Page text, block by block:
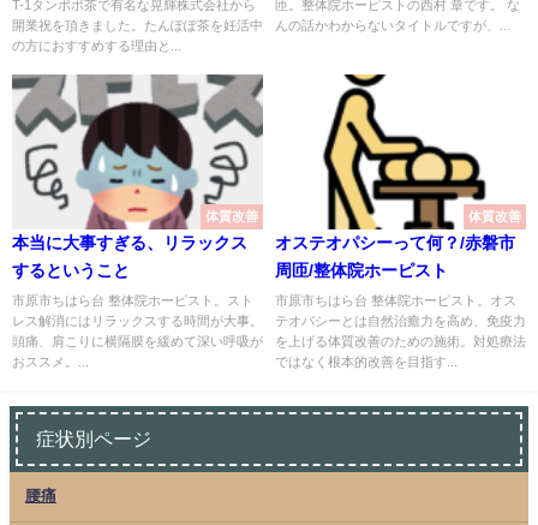
T-1タンポポ茶で有名な晃輝株式会社から
開業祝を頂きました。たんぽぽ茶を妊活中
の方におすすめする理由と...
匝。整体院ホーピストの西村 章です。 な
んの話かわからないタイトルですが、...
体質改善
本当に大事すぎる、リラックス
するということ
市原市ちはら台 整体院ホーピスト。スト
レス解消にはリラックスする時間が大事。
頭痛、肩こりに横隔膜を緩めて深い呼吸が
おススメ。...
体質改善
オステオパシーって何？/赤磐市
周匝/整体院ホーピスト
市原市ちはら台 整体院ホーピスト。オス
テオパシーとは自然治癒力を高め、免疫力
を上げる体質改善のための施術。対処療法
ではなく根本的改善を目指す...
症状別ページ
腰痛